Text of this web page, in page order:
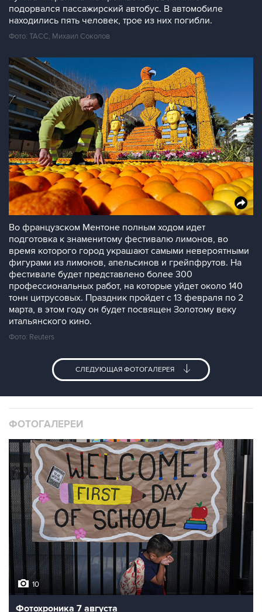
подорвался пассажирский автобус. В автомобиле
находились пять человек, трое из них погибли.
Фото: ТАСС, Михаил Соколов
Во французском Ментоне полным ходом идет
подготовка к знаменитому фестивалю лимонов, во
время которого город украшают самыми невероятными
фигурами из лимонов, апельсинов и грейпфрутов. На
фестивале будет представлено более 300
профессиональных работ, на которые уйдет около 140
тонн цитрусовых. Праздник пройдет с 13 февраля по 2
марта, в этом году он будет посвящен Золотому веку
итальянского кино.
Фото: Reuters
СЛЕДУЮЩАЯ ФОТОГАЛЕРЕЯ
ФОТОГАЛЕРЕИ
10
Фотохроника 7 августа